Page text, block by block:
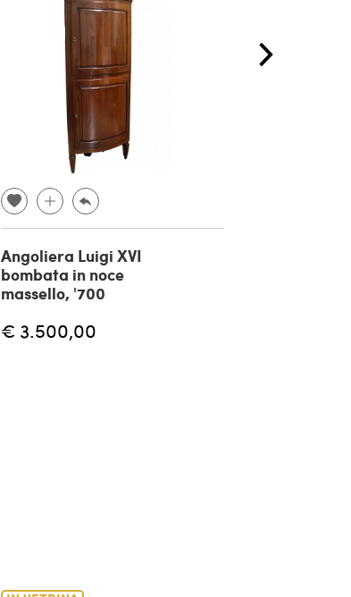
Angoliera Luigi XVI
bombata in noce
massello, '700
€ 3.500,00